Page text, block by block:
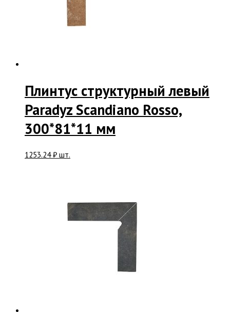
Плинтус структурный левый
Paradyz Scandiano Rosso,
300*81*11 мм
1253.24₽ шт.